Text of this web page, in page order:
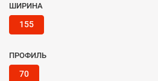
ШИРИНА
155
ПРОФИЛЬ
70